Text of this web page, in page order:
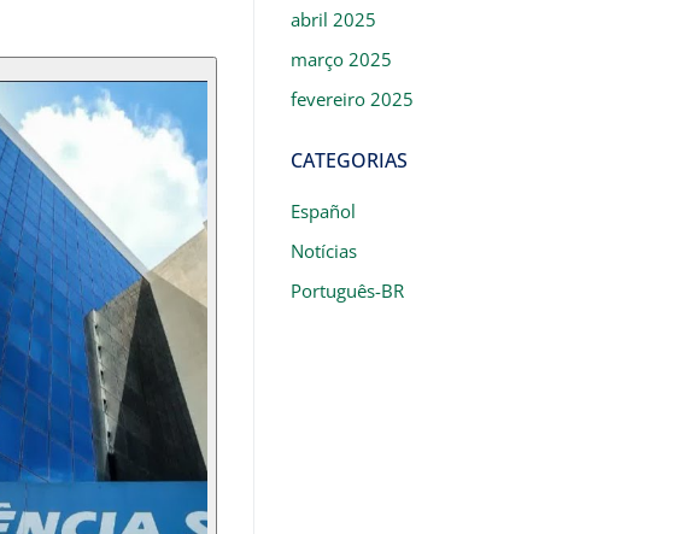
abril 2025
março 2025
fevereiro 2025
CATEGORIAS
Español
Notícias
Português-BR